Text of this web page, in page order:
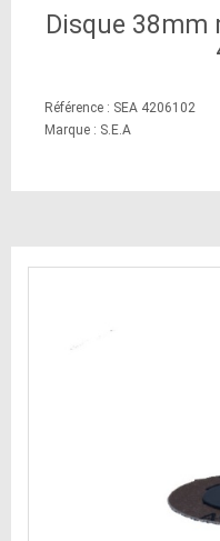
Disque 38mm
Référence : SEA 4206102
Marque : S.E.A